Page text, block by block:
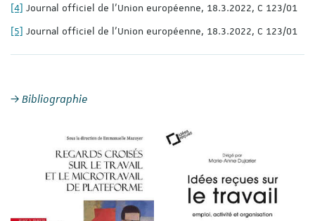
[4] Journal officiel de l’Union européenne, 18.3.2022, C 123/01
[5] Journal officiel de l’Union européenne, 18.3.2022, C 123/01
Bibliographie